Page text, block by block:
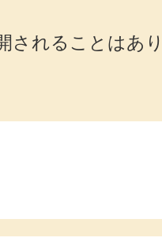
されることはあ